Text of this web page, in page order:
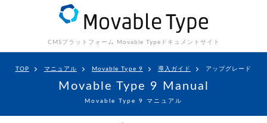
CMSプラットフォーム Movable Type ドキュメントサイト
TOP マニュアル Movable Type 9 導入ガイド アップグレード
Movable Type 9 Manual
Movable Type 9 マニュアル